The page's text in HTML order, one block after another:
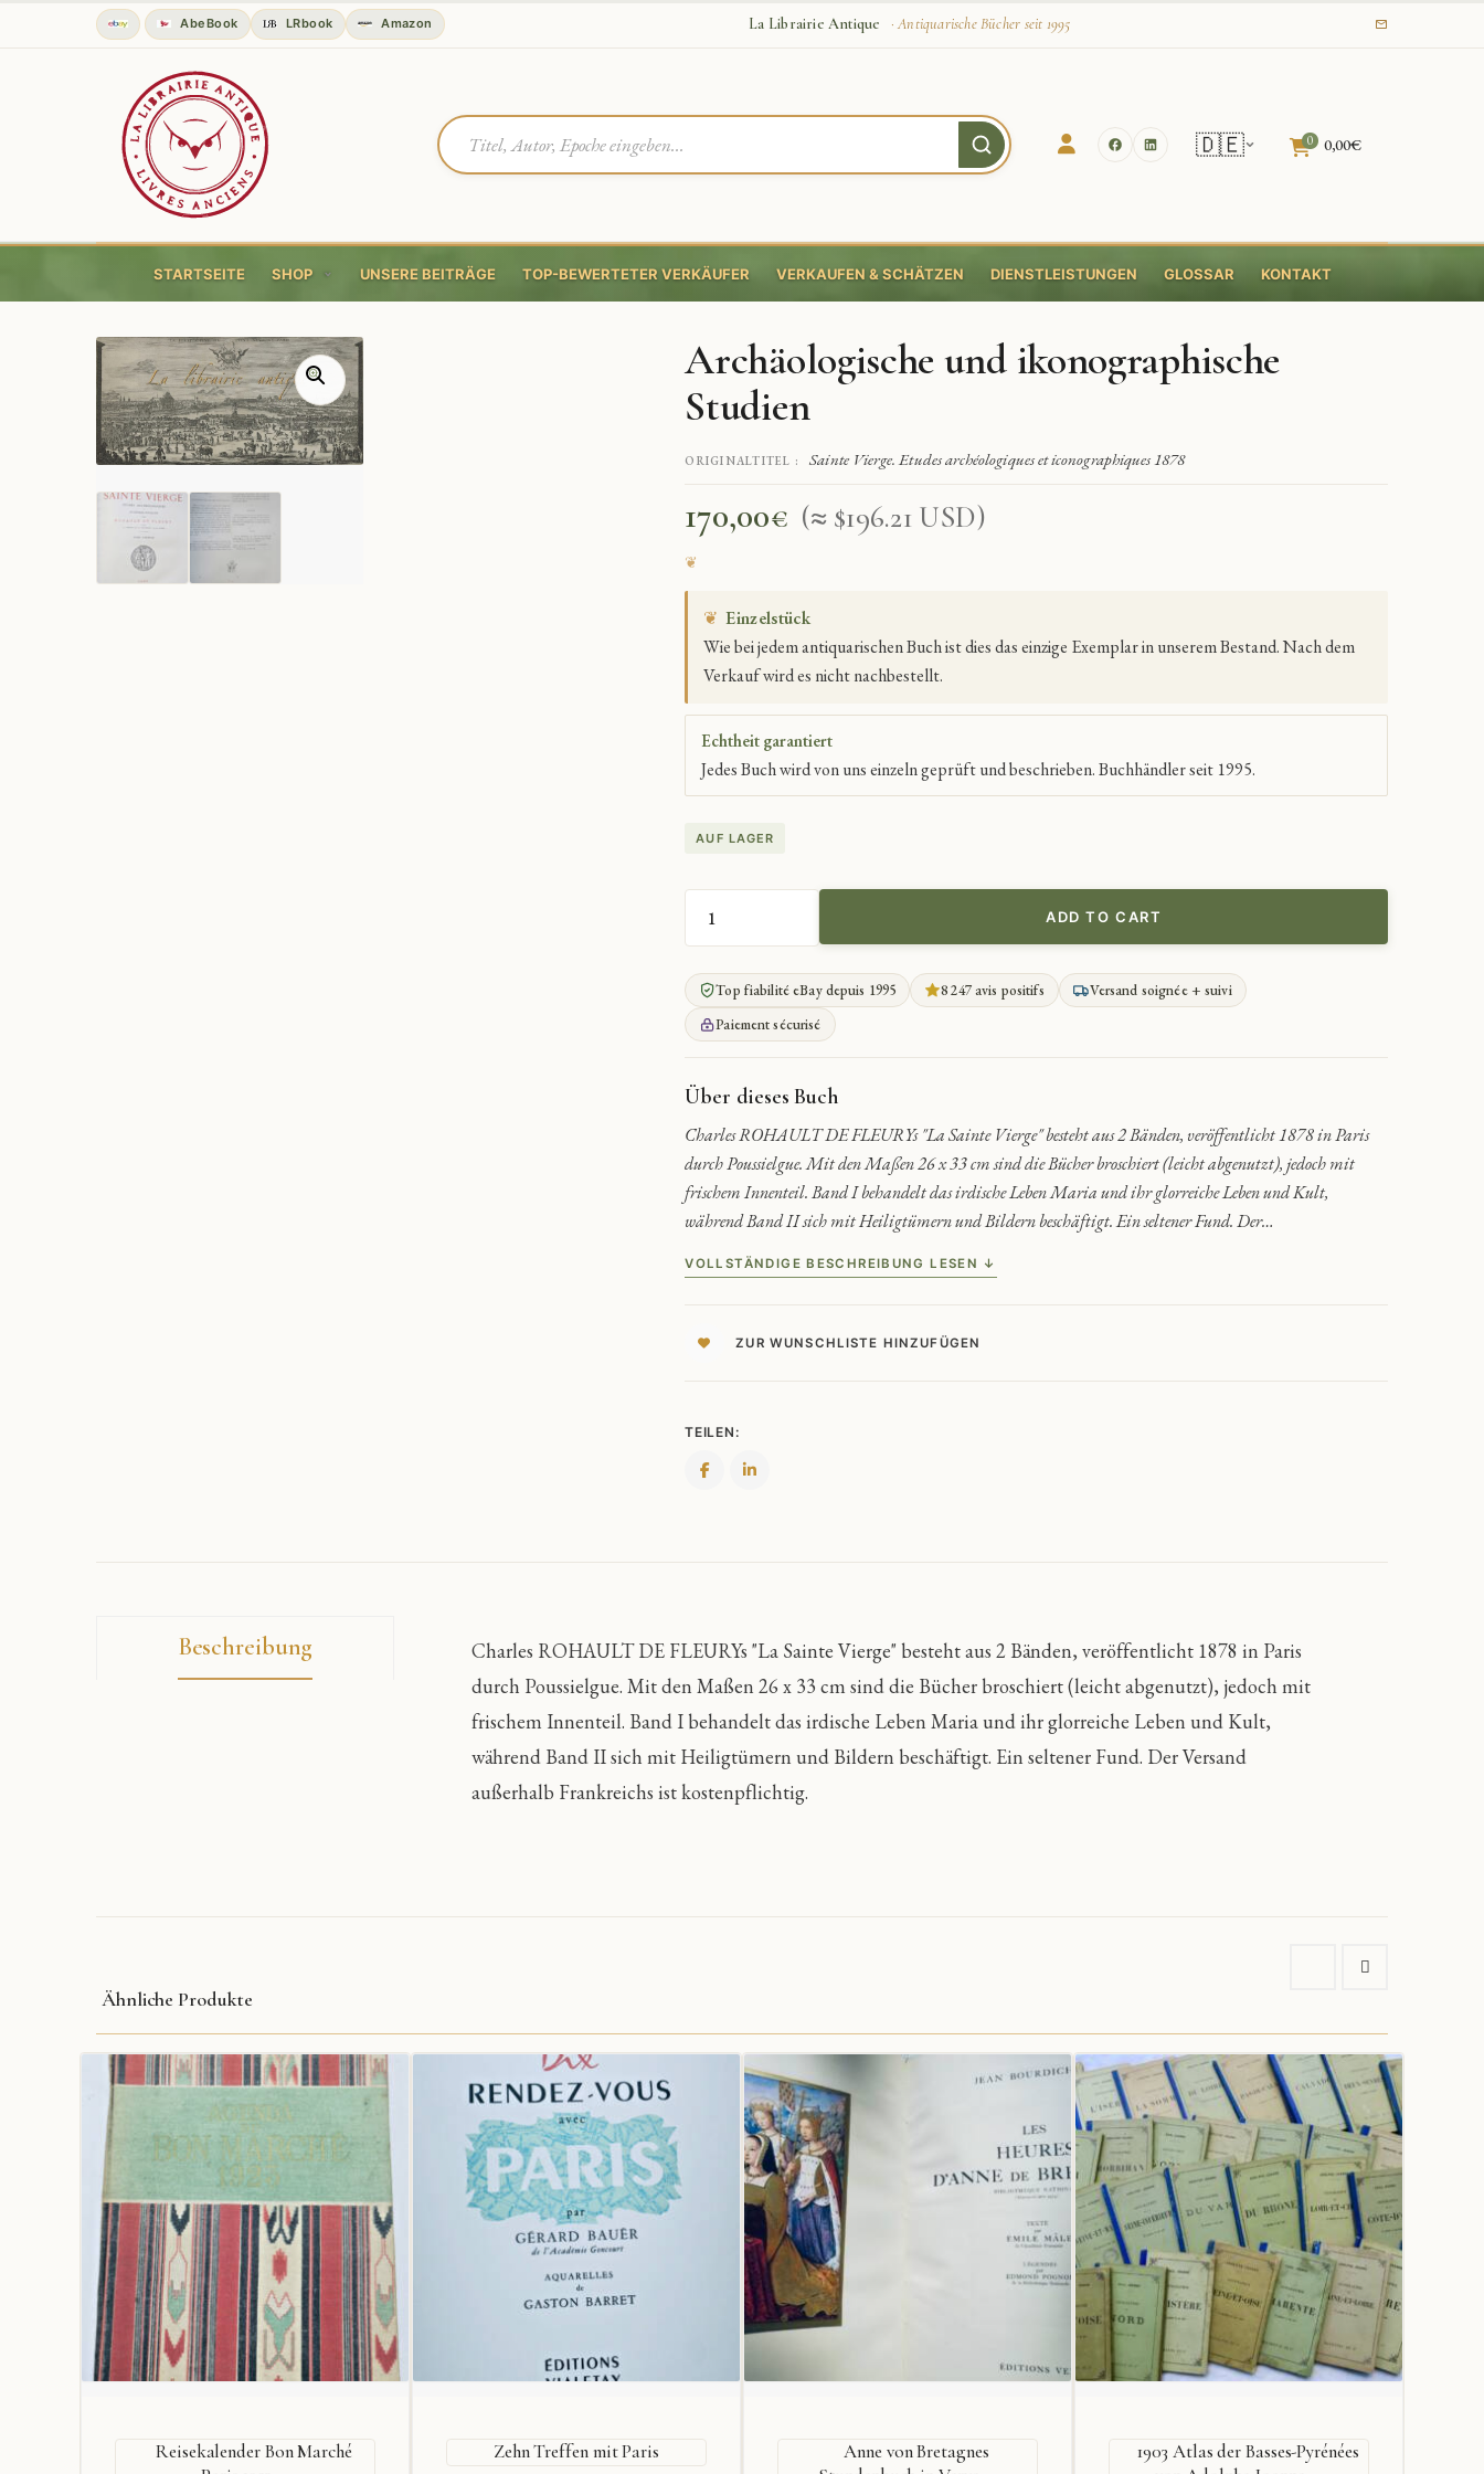
AbeBook LRbook Amazon La Librairie Antique · Antiquarische Bücher seit 1995
🇩🇪 0 0,00€
STARTSEITE SHOP UNSERE BEITRÄGE TOP-BEWERTETER VERKÄUFER VERKAUFEN & SCHÄTZEN DIENSTLEISTUNGEN GLOSSAR KONTAKT
Archäologische und ikonographische
Studien
ORIGINALTITEL : Sainte Vierge. Etudes archéologiques et iconographiques 1878
170,00€ (≈ $196.21 USD)
❦ Einzelstück
Wie bei jedem antiquarischen Buch ist dies das einzige Exemplar in unserem Bestand. Nach dem
Verkauf wird es nicht nachbestellt.
Echtheit garantiert
Jedes Buch wird von uns einzeln geprüft und beschrieben. Buchhändler seit 1995.
AUF LAGER
ARCHÄOLOGISCHE
UND
IKONOGRAPHISCHE
STUDIEN
QUANTITY
ADD TO CART
Top fiabilité eBay depuis 1995 8 247 avis positifs
Versand soignée + suivi
Paiement sécurisé
Über dieses Buch
Charles ROHAULT DE FLEURYs "La Sainte Vierge" besteht aus 2 Bänden, veröffentlicht 1878 in Paris
durch Poussielgue. Mit den Maßen 26 x 33 cm sind die Bücher broschiert (leicht abgenutzt), jedoch mit
frischem Innenteil. Band I behandelt das irdische Leben Maria und ihr glorreiche Leben und Kult,
während Band II sich mit Heiligtümern und Bildern beschäftigt. Ein seltener Fund. Der…
VOLLSTÄNDIGE BESCHREIBUNG LESEN ↓
ZUR WUNSCHLISTE HINZUFÜGEN
TEILEN:
Beschreibung
Charles ROHAULT DE FLEURYs "La Sainte Vierge" besteht aus 2 Bänden, veröffentlicht 1878 in Paris
durch Poussielgue. Mit den Maßen 26 x 33 cm sind die Bücher broschiert (leicht abgenutzt), jedoch mit
frischem Innenteil. Band I behandelt das irdische Leben Maria und ihr glorreiche Leben und Kult,
während Band II sich mit Heiligtümern und Bildern beschäftigt. Ein seltener Fund. Der Versand
außerhalb Frankreichs ist kostenpflichtig.
Ähnliche Produkte
Reisekalender Bon Marché
Zehn Treffen mit Paris
Anne von Bretagnes
1903 Atlas der Basses-Pyrénées